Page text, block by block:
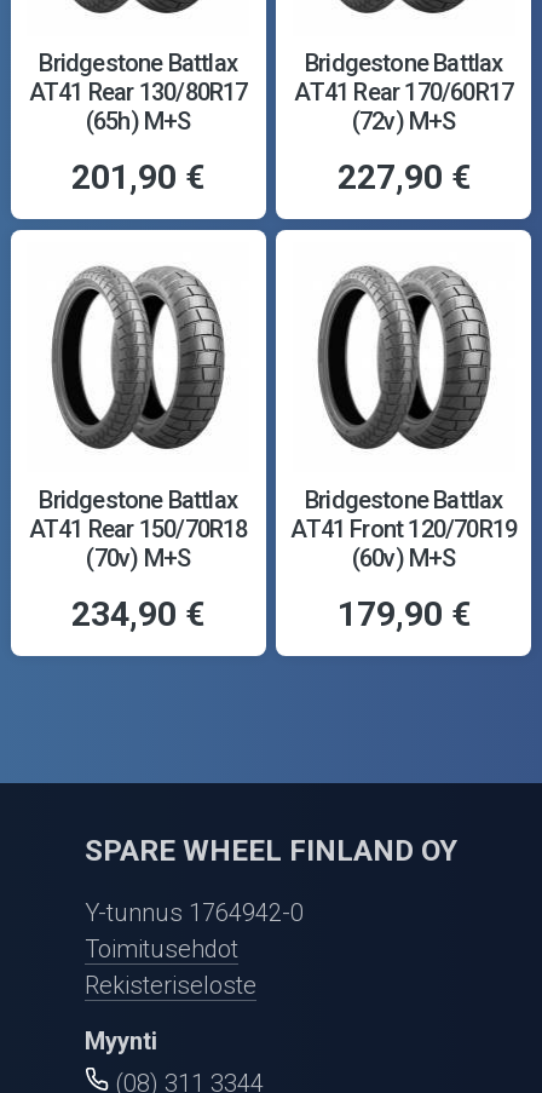
Bridgestone Battlax
AT41 Rear 130/80R17
(65h) M+S
201,90 €
Bridgestone Battlax
AT41 Rear 170/60R17
(72v) M+S
227,90 €
Bridgestone Battlax
AT41 Rear 150/70R18
(70v) M+S
234,90 €
Bridgestone Battlax
AT41 Front 120/70R19
(60v) M+S
179,90 €
SPARE WHEEL FINLAND OY
Y-tunnus 1764942-0
Toimitusehdot
Rekisteriseloste
Myynti
(08) 311 3344